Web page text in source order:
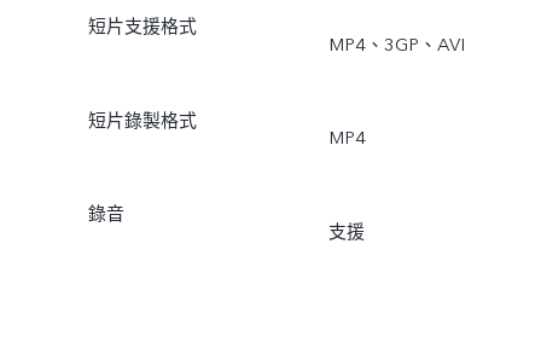
短片支援格式
MP4、3GP、AVI
短片錄製格式
MP4
錄音
支援